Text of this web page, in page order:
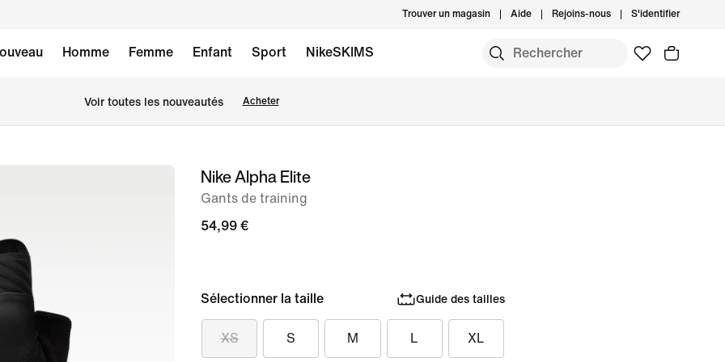
Trouver un magasin Aide Rejoins-nous S'identifier
Homme Femme Enfant Sport NikeSKIMS
Voir toutes les nouveautés Acheter
image 1Nike Alpha Elite
Gants de training
54,99 €
Sélectionner la taille Guide des tailles
XS S M L XL